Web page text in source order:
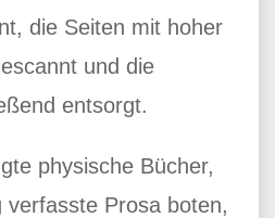
die Seiten mit hoher
und die
entsorgt.
physische Bücher,
verfasste Prosa boten,